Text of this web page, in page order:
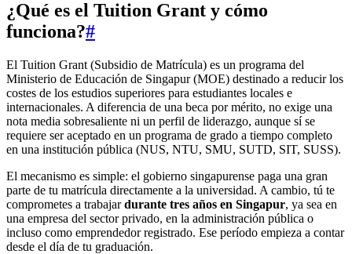
¿Qué es el Tuition Grant y cómo
funciona?#
El Tuition Grant (Subsidio de Matrícula) es un programa del
Ministerio de Educación de Singapur (MOE) destinado a reducir los
costes de los estudios superiores para estudiantes locales e
internacionales. A diferencia de una beca por mérito, no exige una
nota media sobresaliente ni un perfil de liderazgo, aunque sí se
requiere ser aceptado en un programa de grado a tiempo completo
en una institución pública (NUS, NTU, SMU, SUTD, SIT, SUSS).
El mecanismo es simple: el gobierno singapurense paga una gran
parte de tu matrícula directamente a la universidad. A cambio, tú te
comprometes a trabajardurante tres años en Singapur, ya sea en
una empresa del sector privado, en la administración pública o
incluso como emprendedor registrado. Ese período empieza a contar
desde el día de tu graduación.